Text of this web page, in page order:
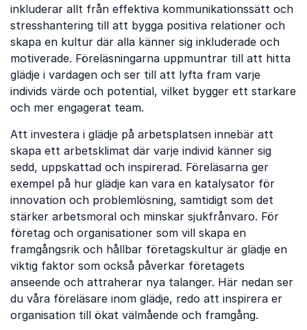
inkluderar allt från effektiva kommunikationssätt och
stresshantering till att bygga positiva relationer och
skapa en kultur där alla känner sig inkluderade och
motiverade. Föreläsningarna uppmuntrar till att hitta
glädje i vardagen och ser till att lyfta fram varje
individs värde och potential, vilket bygger ett starkare
och mer engagerat team.
Att investera i glädje på arbetsplatsen innebär att
skapa ett arbetsklimat där varje individ känner sig
sedd, uppskattad och inspirerad. Föreläsarna ger
exempel på hur glädje kan vara en katalysator för
innovation och problemlösning, samtidigt som det
stärker arbetsmoral och minskar sjukfrånvaro. För
företag och organisationer som vill skapa en
framgångsrik och hållbar företagskultur är glädje en
viktig faktor som också påverkar företagets
anseende och attraherar nya talanger. Här nedan ser
du våra föreläsare inom glädje, redo att inspirera er
organisation till ökat välmående och framgång.